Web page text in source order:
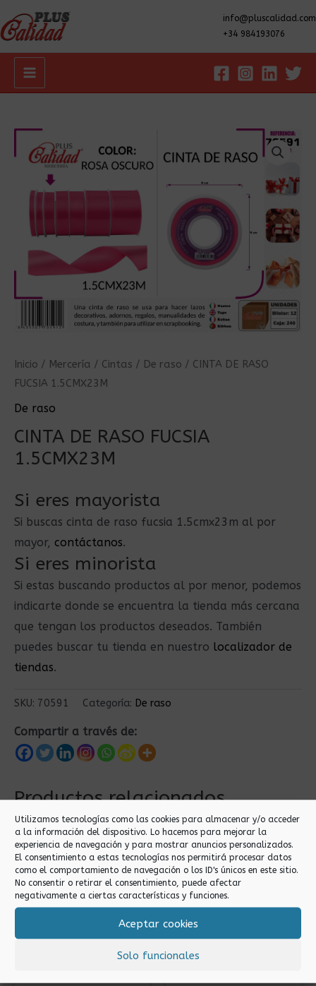
Utilizamos tecnologías como las cookies para almacenar y/o acceder
a la información del dispositivo. Lo hacemos para mejorar la
experiencia de navegación y para mostrar anuncios personalizados.
El consentimiento a estas tecnologías nos permitirá procesar datos
como el comportamiento de navegación o los ID's únicos en este sitio.
No consentir o retirar el consentimiento, puede afectar
negativamente a ciertas características y funciones.
Aceptar cookies
Solo funcionales
info@pluscalidad.com
+34 984193076
Main
Inicio / Mercería / Cintas / De raso / CINTA DE RASO
FUCSIA 1.5CMX23M
De raso
CINTA DE RASO FUCSIA
1.5CMX23M
Si eres mayorista
Si buscas cinta de raso fucsia 1.5cmx23m al por
mayor, contáctanos.
Si eres minorista
Si estas buscando productos al por menor, podemos
indicarte donde se encuentra la tienda más cercana
que tengan los productos deseados. También
puedes buscar tu tienda en nuestro localizador de
tiendas.
SKU: 70591 Categoría: De raso
Compartir a través de:
Productos relacionados
De raso
CINTA DE RASO BEIG
De raso
CINTA DE RASO AZUL